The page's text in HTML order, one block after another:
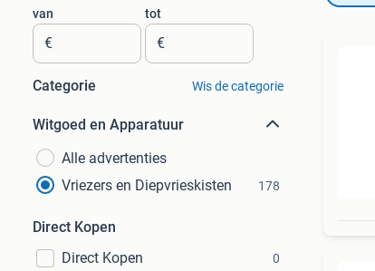
van
€
tot
€
Categorie Wis de categorie
Witgoed en Apparatuur
Alle advertenties
Vriezers en Diepvrieskisten
178
Direct Kopen
Direct Kopen
0